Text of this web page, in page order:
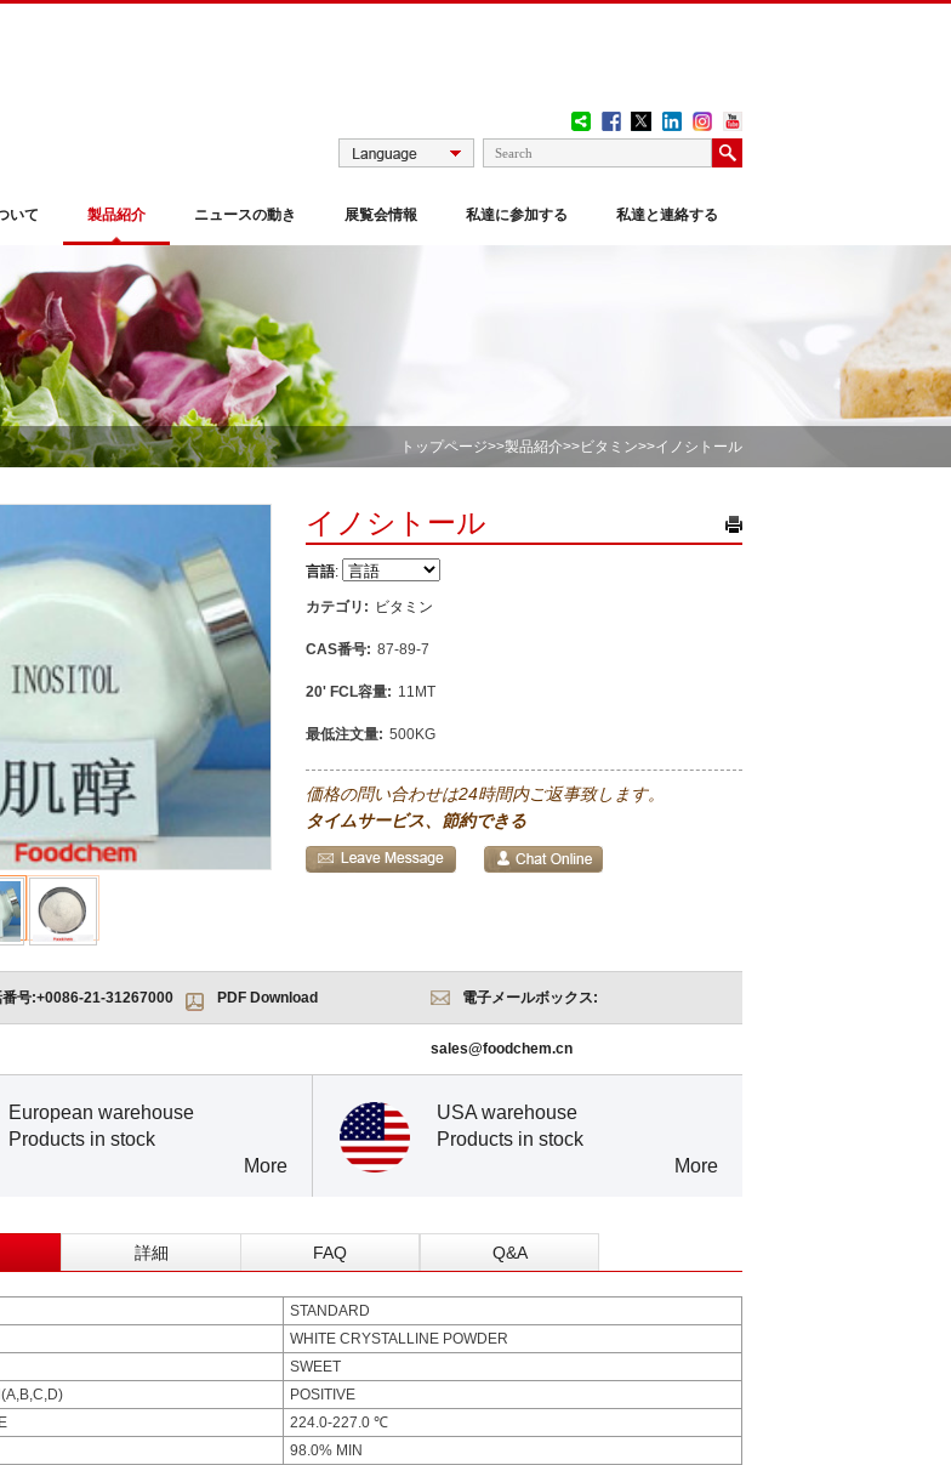
いて 製品紹介 ニュースの動き 展覧会情報 私達に参加する 私達と連絡する
トップページ>>製品紹介>>ビタミン>>イノシトール
イノシトール
言語:
カテゴリ: ビタミン
CAS番号: 87-89-7
20' FCL容量: 11MT
最低注文量: 500KG
価格の問い合わせは24時間内ご返事致します。
タイムサービス、節約できる
号:+0086-21-31267000 PDF Download 電子メールボックス:
sales@foodchem.cn
European warehouse
Products in stock
More
USA warehouse
Products in stock
More
詳細 FAQ Q&A
STANDARD
WHITE CRYSTALLINE POWDER
SWEET
POSITIVE
224.0-227.0 ℃
98.0% MIN